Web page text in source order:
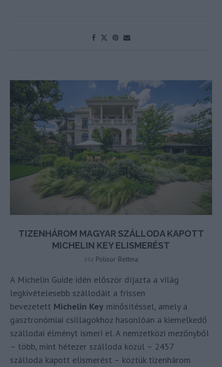
TIZENHÁROM MAGYAR SZÁLLODA KAPOTT
MICHELIN KEY ELISMERÉST
írta Polisor Bettina
A Michelin Guide idén először díjazta a világ
legkivételesebb szállodáit a frissen
bevezetett Michelin Key minősítéssel, amely a
gasztronómiai csillagokhoz hasonlóan a kiemelkedő
szállodai élményt ismeri el. A nemzetközi mezőnyből
– több, mint hétezer szálloda közül – 2457
szálloda kapott elismerést – köztük tizenhárom